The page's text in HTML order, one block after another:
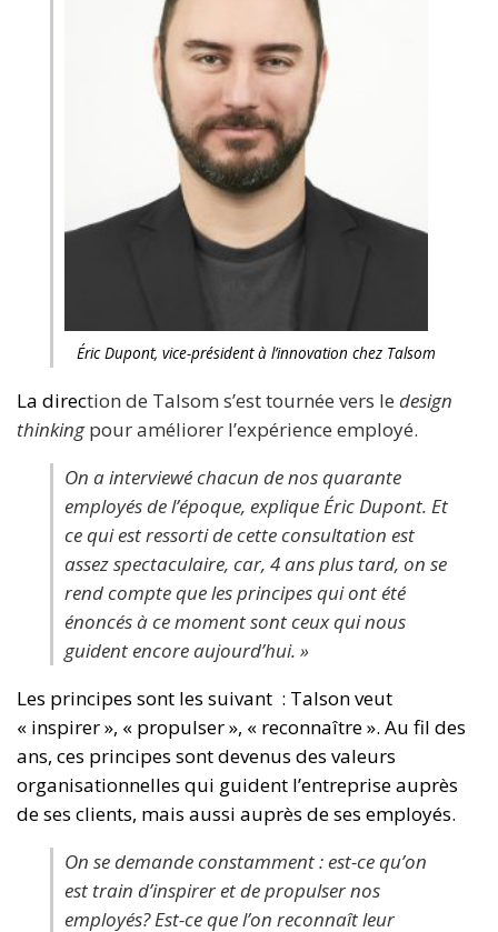
Éric Dupont, vice-président à l’innovation chez Talsom
La direction de Talsom s’est tournée vers le design
thinkingpour améliorer l’expérience employé.
On a interviewé chacun de nos quarante
employés de l’époque, explique Éric Dupont. Et
ce qui est ressorti de cette consultation est
assez spectaculaire, car, 4 ans plus tard, on se
rend compte que les principes qui ont été
énoncés à ce moment sont ceux qui nous
guident encore aujourd’hui. »
Les principes sont les suivant : Talson veut
« inspirer », « propulser », « reconnaître ». Au fil des
ans, ces principes sont devenus des valeurs
organisationnelles qui guident l’entreprise auprès
de ses clients, mais aussi auprès de ses employés.
On se demande constamment : est-ce qu’on
est train d’inspirer et de propulser nos
employés? Est-ce que l’on reconnaît leur